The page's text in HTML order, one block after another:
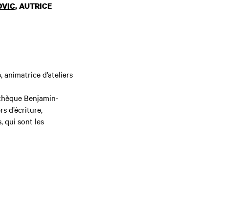
, AUTRICE
animatrice d’ateliers
Benjamin-
d’écriture,
qui sont les